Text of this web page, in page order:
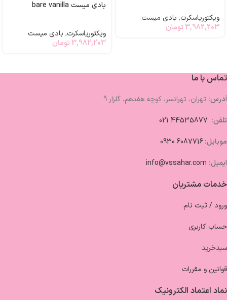
ویکتوریاسکرت, بادی میست
3,982,203 تومان
بادی میست bare vanilla
ویکتوریاسکرت, بادی میست
3,982,203 تومان
تماس با ما
آدرس: تهران، تهرانسر، کوچه هفدهم، گلزار 9
تلفن:
موبایل:6087716 0930
ایمیل: info@vssahar.com
خدمات مشتریان
ورود / ثبت نام
حساب کاربری
سبدخرید
قوانین و مقررات
نماد اعتماد الکترونیک